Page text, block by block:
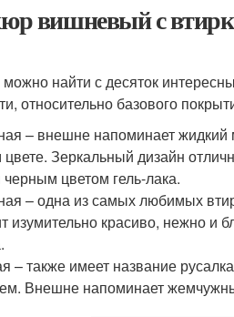
вишневый с
найти с десяток
относительно базового
– внешне напоминает
Зеркальный дизайн
цветом гель-лака.
– одна из самых любимых
изумительно красиво, нежно и
– также имеет название
Внешне напоминает